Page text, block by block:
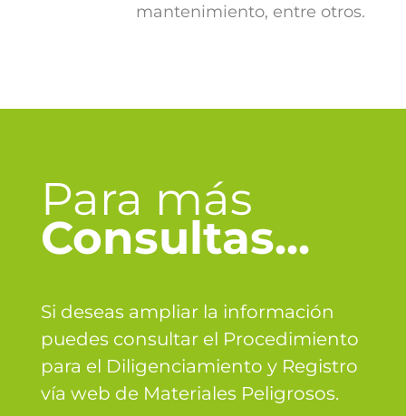
mantenimiento, entre otros.
Para más
Consultas...
Si deseas ampliar la información
puedes consultar el Procedimiento
para el Diligenciamiento y Registro
vía web de Materiales Peligrosos.